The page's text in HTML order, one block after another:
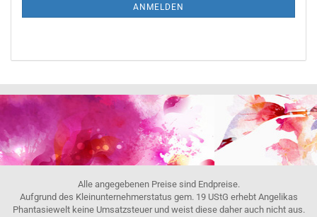
ANMELDEN
Alle angegebenen Preise sind Endpreise.
Aufgrund des Kleinunternehmerstatus gem. 19 UStG erhebt Angelikas
Phantasiewelt keine Umsatzsteuer und weist diese daher auch nicht aus.